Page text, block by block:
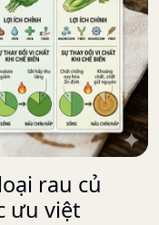
rau củ
ưu việt